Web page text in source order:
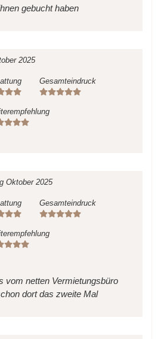
gebucht haben
2025
Gesamteindruck
Oktober 2025
Gesamteindruck
vom netten Vermietungsbüro
dort das zweite Mal